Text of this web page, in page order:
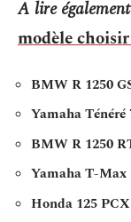
A lire
modèle
BMW R 1250
Yamaha Ténéré
BMW R 1250
Yamaha T-Max
Honda 125 PCX